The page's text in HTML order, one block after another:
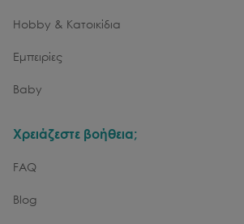
Hobby & Κατοικίδια
Εμπειρίες
Baby
Χρειάζεστε βοήθεια;
FAQ
Blog